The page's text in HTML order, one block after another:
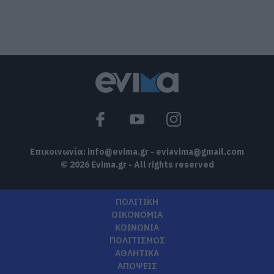
Σήμερα το μεγαλύτερο πανηγύρι του
καλοκαιριού στην Εύβοια
Επικοινωνία: info@evima.gr - eviavima@gmail.com
© 2026 Evima.gr - All rights reserved
ΠΟΛΙΤΙΚΗ
ΟΙΚΟΝΟΜΙΑ
ΚΟΙΝΩΝΙΑ
ΠΟΛΙΤΙΣΜΟΣ
ΑΘΛΗΤΙΚΑ
ΑΠΟΨΕΙΣ